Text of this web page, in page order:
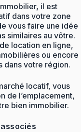
il est
dans votre zone
vous faire une idée
similaires au vôtre.
location en ligne,
ou encore
dans votre région.
locatif, vous
de l’emplacement,
bien immobilier.